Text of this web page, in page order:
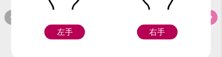
編號：9307 編號：9305
左手 右手